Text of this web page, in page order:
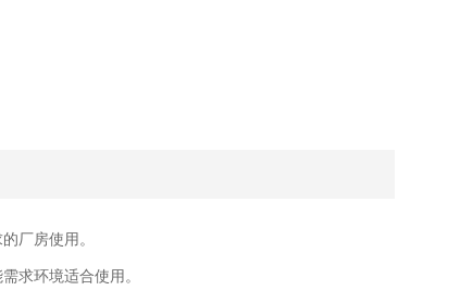
厂房使用。
求环境适合使用。